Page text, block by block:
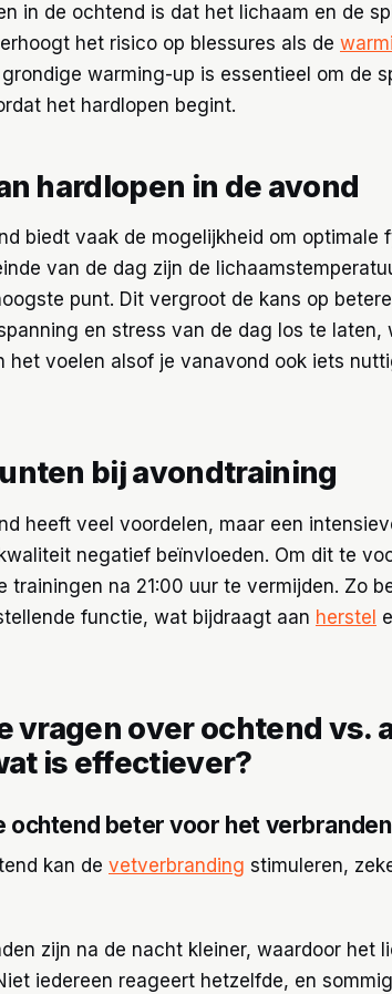
in de ochtend is dat het lichaam en de
het risico op blessures als de
warming-up is essentieel om de
het hardlopen begint.
hardlopen in de avond
biedt vaak de mogelijkheid om optimale
van de dag zijn de
punt. Dit vergroot de kans op
en stress van de dag los te laten,
het voelen alsof je vanavond ook iets
bij avondtraining
heeft veel voordelen, maar een
negatief beïnvloeden. Om dit te
trainingen na 21:00 uur te vermijden. Zo
functie, wat bijdraagt aan herstel
vragen over ochtend vs.
is effectiever?
ochtend beter voor het
kan de vetverbranding stimuleren,
zijn na de nacht kleiner, waardoor het
iedereen reageert hetzelfde, en